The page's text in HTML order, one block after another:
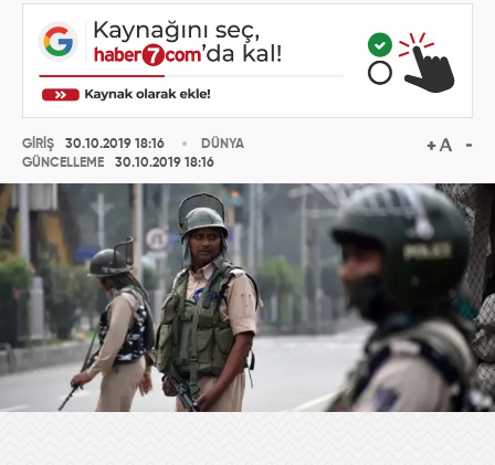
GİRİŞ
30.10.2019 18:16
GÜNCELLEME
30.10.2019 18:16
DÜNYA